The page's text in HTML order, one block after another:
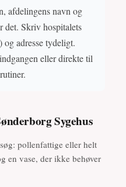
afdelingens navn og
det. Skriv hospitalets
og adresse tydeligt.
eller direkte til
Sygehus
pollenfattige eller helt
en vase, der ikke behøver